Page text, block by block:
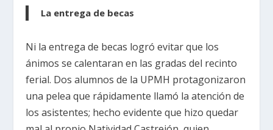
La entrega de becas
Ni la entrega de becas logró evitar que los
ánimos se calentaran en las gradas del recinto
ferial. Dos alumnos de la UPMH protagonizaron
una pelea que rápidamente llamó la atención de
los asistentes; hecho evidente que hizo quedar